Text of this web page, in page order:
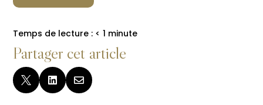
Temps de lecture : < 1 minute
Partager cet article
  